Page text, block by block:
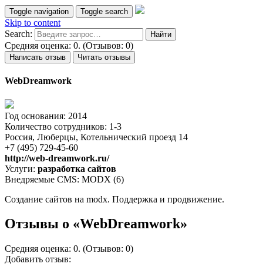
Toggle navigation Toggle search
Skip to content
Search:
Средняя оценка: 0. (Отзывов: 0)
Написать отзыв Читать отзывы
WebDreamwork
Год основания: 2014
Количество сотрудников: 1-3
Россия, Люберцы, Котельнический проезд 14
+7 (495) 729-45-60
http://web-dreamwork.ru/
Услуги: разработка сайтов
Внедряемые CMS: MODX (6)
Создание сайтов на modx. Поддержка и продвижение.
Отзывы о «WebDreamwork»
Средняя оценка: 0. (Отзывов: 0)
Добавить отзыв: